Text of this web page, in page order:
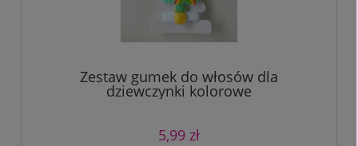
Zestaw gumek do włosów dla
dziewczynki kolorowe
5,99 zł